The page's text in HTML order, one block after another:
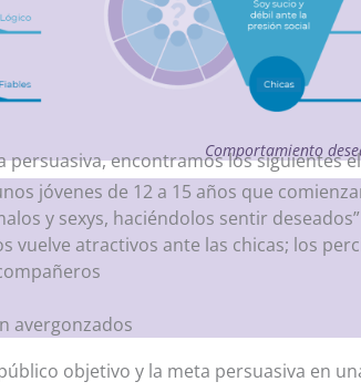
Comportamiento
persuasiva, encontramos los siguientes
jóvenes de 12 a 15 años que
y sexys, haciéndolos sentir deseados”
vuelve atractivos ante las chicas; los
avergonzados
objetivo y la meta persuasiva en